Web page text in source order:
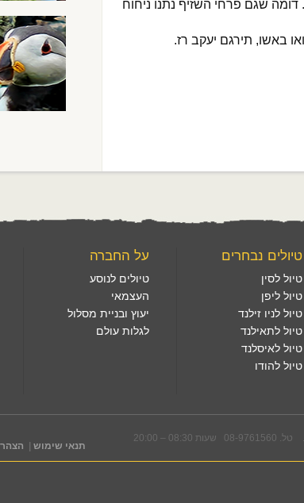
שגם פרחי השזיף נתנו ניחוח
באשו, תירגם יעקב רז.
על החברה
טיולים לנוסע
העצמאי
יעוץ ובניית מסלול
לגלות עולם
טיולים נבחרים
טיול לסין
טיול ליפן
טיול לניו זילנד
טיול לתאילנד
טיול לאיסלנד
טיול להודו
תנאי שימוש